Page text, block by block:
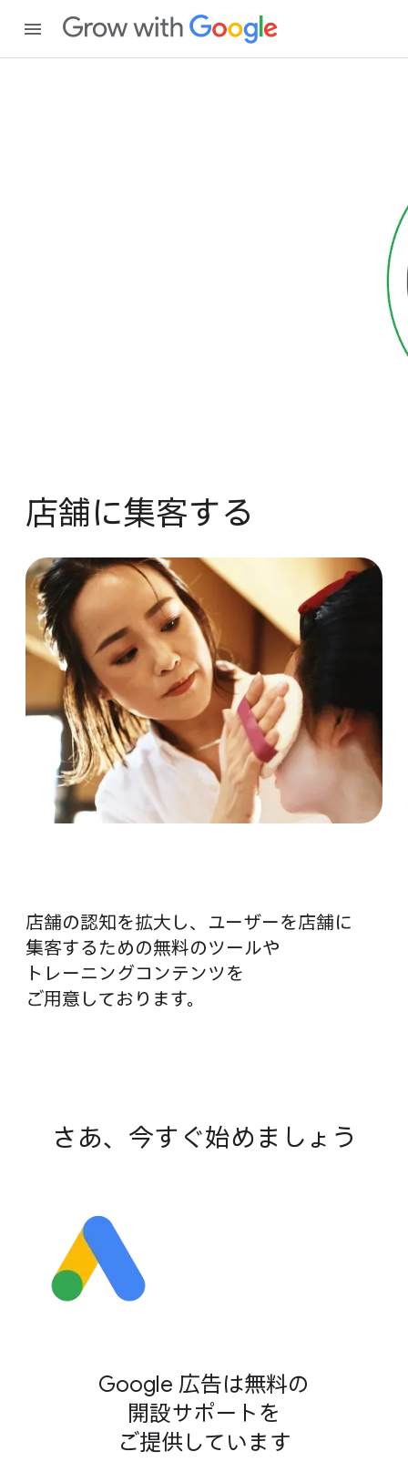
店舗に​集客する
店舗の​認知を​拡大し、​ユーザーを​店舗に​
集客する​ための​無料の​ツールや​
トレーニングコンテンツを​
ご用意しております。
さあ、​今す​ぐ​始めましょう
Google 広告は​無料の​
開設サポートを​
ご提供しています